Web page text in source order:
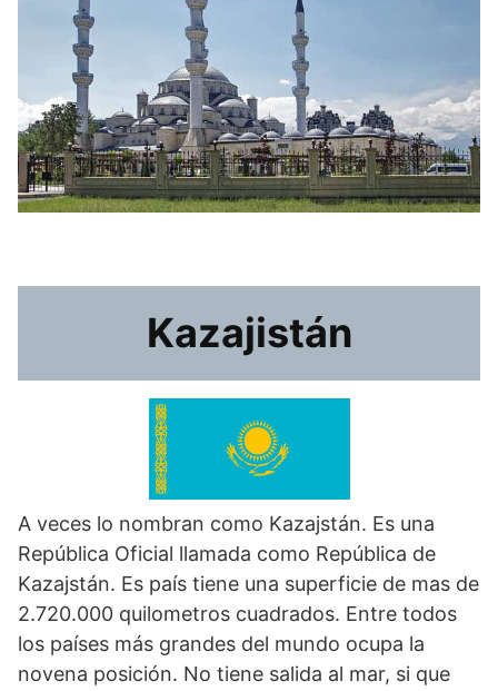
Kazajistán
A veces lo nombran como Kazajstán. Es una
República Oficial llamada como República de
Kazajstán. Es país tiene una superficie de mas de
2.720.000 quilometros cuadrados. Entre todos
los países más grandes del mundo ocupa la
novena posición. No tiene salida al mar, si que